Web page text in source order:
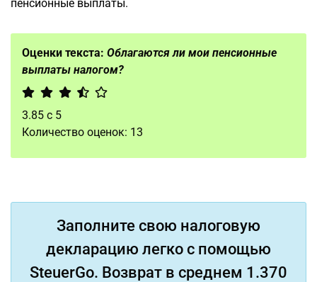
пенсионные выплаты.
Оценки текста: Облагаются ли мои пенсионные
выплаты налогом?
3.85 с 5
Количество оценок: 13
Заполните свою налоговую
декларацию легко с помощью
SteuerGo. Возврат в среднем 1.370